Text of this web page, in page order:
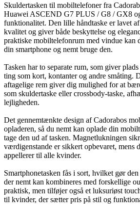
Skuldertasken til mobiltelefoner fra
Huawei ASCEND G7 PLUS / G8 / GX8
funktionalitet. Den lille håndtaske er lavet
kvalitet og giver både beskyttelse og
praktiske mobiltelefonrum med vindue kan
din smartphone og nemt bruge den.
Tasken har to separate rum, som giver
ting som kort, kontanter og andre småting.
aftagelige rem giver dig mulighed for at
som skuldertaske eller crossbody-taske,
lejligheden.
Det gennemtænkte design af Cadorabos
opladeren, så du nemt kan oplade din
tage den ud af tasken. Magnetlukningen
værdigenstande er sikkert opbevaret, mens
appellerer til alle kvinder.
Smartphonetasken fås i sort, hvilket gør
der nemt kan kombineres med forskellige
praktisk, men tilføjer også et luksuriøst
til kvinder, der sætter pris på stil og